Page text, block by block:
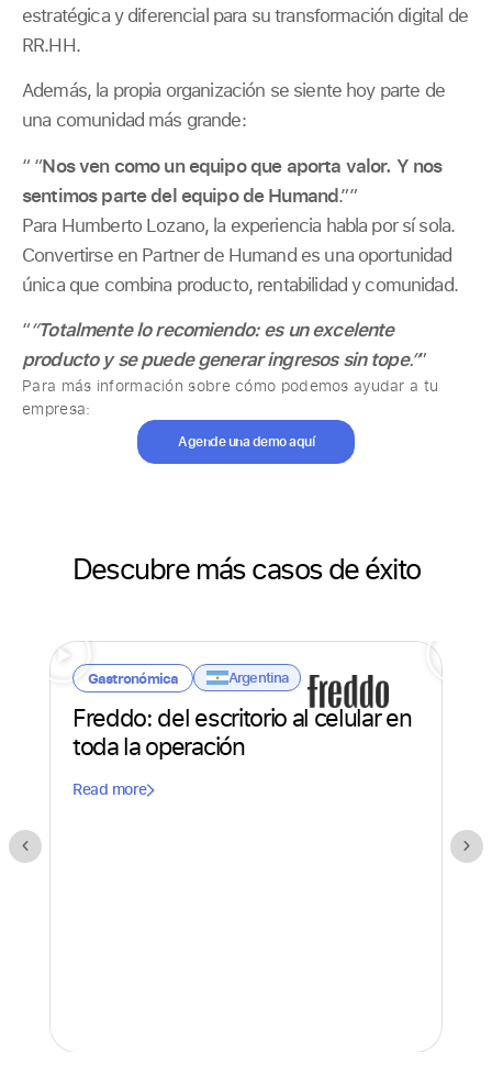
estratégica y diferencial para su transformación digital de
RR.HH.
Además, la propia organización se siente hoy parte de
una comunidad más grande:
“ “Nos ven como un equipo que aporta valor. Y nos
sentimos parte del equipo de Humand.””
Para Humberto Lozano, la experiencia habla por sí sola.
Convertirse en Partner de Humand es una oportunidad
única que combina producto, rentabilidad y comunidad.
““Totalmente lo recomiendo: es un excelente
producto y se puede generar ingresos sin tope.””
Para más información sobre cómo podemos ayudar a tu
empresa:
Agende una demo aquí
Descubre más casos de éxito
Gastronómica Argentina
Freddo: del escritorio al celular en
toda la operación
Read more